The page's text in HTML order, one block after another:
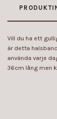
Vill du ha ett
är detta
använda varje
36cm lång men